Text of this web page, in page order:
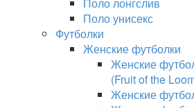
Поло унисекс
Футболки
Женские футболки
Женские
(Fruit of the
Женские